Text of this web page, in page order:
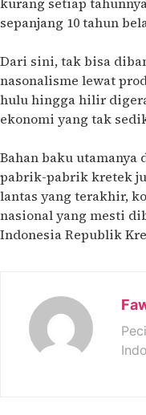
sepanjang 10 tahun
Dari sini, tak bisa
nasonalisme lewat
hulu hingga hilir
ekonomi yang tak
Bahan baku
pabrik-pabrik kretek
lantas yang terakhir,
nasional yang mesti
Indonesia Republik